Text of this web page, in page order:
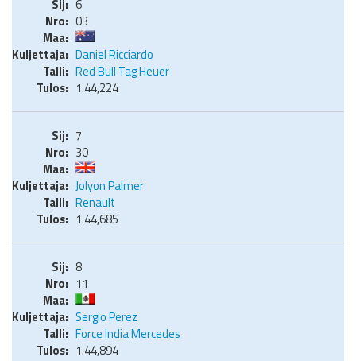
6
03
Daniel Ricciardo
Red Bull Tag Heuer
1.44,224
7
30
Jolyon Palmer
Renault
1.44,685
8
11
Sergio Perez
Force India Mercedes
1.44,894